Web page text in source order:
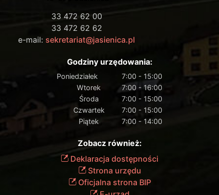
33 472 62 00
33 472 62 62
e-mail: sekretariat@jasienica.pl
Godziny urzędowania:
Poniedziałek
7:00 - 15:00
Wtorek
7:00 - 16:00
Środa
7:00 - 15:00
Czwartek
7:00 - 15:00
Piątek
7:00 - 14:00
Zobacz również:
Deklaracja dostępności
Strona urzędu
Oficjalna strona BIP